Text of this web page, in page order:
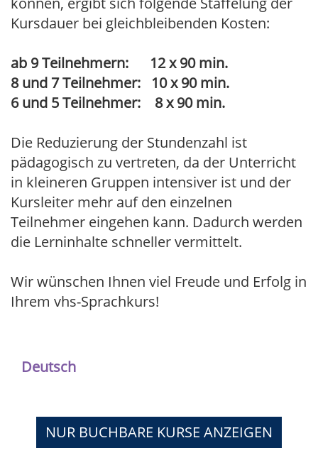
Kursdauer bei gleichbleibenden Kosten:
ab 9 Teilnehmern: 12 x 90 min.
8 und 7 Teilnehmer: 10 x 90 min.
6 und 5 Teilnehmer: 8 x 90 min.
Die Reduzierung der Stundenzahl ist
pädagogisch zu vertreten, da der Unterricht
in kleineren Gruppen intensiver ist und der
Kursleiter mehr auf den einzelnen
Teilnehmer eingehen kann. Dadurch werden
die Lerninhalte schneller vermittelt.
Wir wünschen Ihnen viel Freude und Erfolg in
Ihrem vhs-Sprachkurs!
Deutsch
NUR BUCHBARE KURSE ANZEIGEN